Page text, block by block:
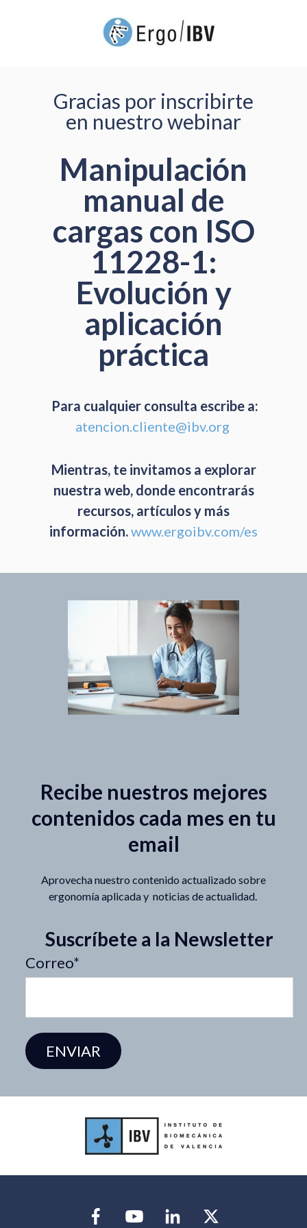
Gracias por inscribirte
en nuestro webinar
Manipulación
manual de
cargas con ISO
11228-1:
Evolución y
aplicación
práctica
Para cualquier consulta escribe a:
atencion.cliente@ibv.org
Mientras, te invitamos a explorar
nuestra web, donde encontrarás
recursos, artículos y más
información.www.ergoibv.com/es
Recibe nuestros mejores
contenidos cada mes en tu
email
Aprovecha nuestro contenido actualizado sobre
ergonomía aplicada y noticias de actualidad.
Suscríbete a la Newsletter
Correo*